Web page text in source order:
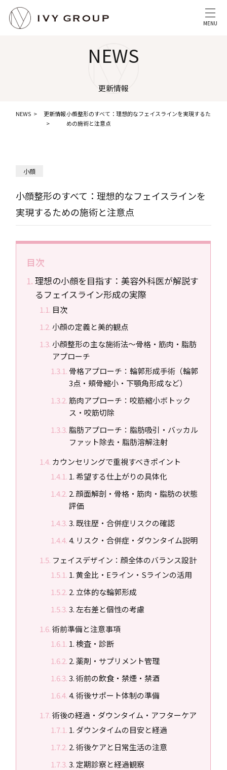
MENU
NEWS
更新情報
NEWS 更新情報小顔整形のすべて：理想的なフェイスラインを実現するた
めの施術と注意点
小顔
小顔整形のすべて：理想的なフェイスラインを
実現するための施術と注意点
目次
理想の小顔を目指す：美容外科医が解説す
るフェイスライン形成の実際
目次
小顔の定義と美的観点
小顔整形の主な施術法〜骨格・筋肉・脂肪
アプローチ
骨格アプローチ：輪郭形成手術（輪郭
3点・頬骨縮小・下顎角形成など）
筋肉アプローチ：咬筋縮小ボトック
ス・咬筋切除
脂肪アプローチ：脂肪吸引・バッカル
ファット除去・脂肪溶解注射
カウンセリングで重視すべきポイント
1. 希望する仕上がりの具体化
2. 顔面解剖・骨格・筋肉・脂肪の状態
評価
3. 既往歴・合併症リスクの確認
4. リスク・合併症・ダウンタイム説明
フェイスデザイン：顔全体のバランス設計
1. 黄金比・Eライン・Sラインの活用
2. 立体的な輪郭形成
3. 左右差と個性の考慮
術前準備と注意事項
1. 検査・診断
2. 薬剤・サプリメント管理
3. 術前の飲食・禁煙・禁酒
4. 術後サポート体制の準備
術後の経過・ダウンタイム・アフターケア
1. ダウンタイムの目安と経過
2. 術後ケアと日常生活の注意
3. 定期診察と経過観察